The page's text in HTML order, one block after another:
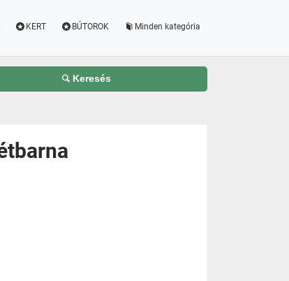
KERT BÚTOROK Minden kategória
Keresés